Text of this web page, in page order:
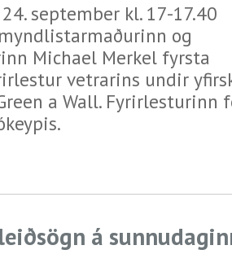
september kl. 17-17.40
og
Michael Merkel fyrsta
vetrarins undir
a Wall. Fyrirlesturinn
á